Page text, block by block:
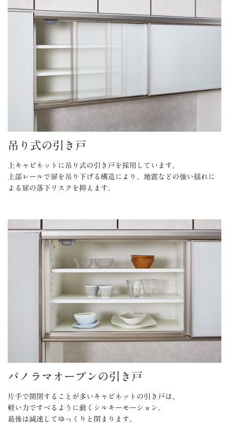
吊り式の引き戸
上キャビネットに吊り式の引き戸を採用しています。
上部レールで扉を吊り下げる構造により、地震などの強い揺れに
よる扉の落下リスクを抑えます。
パノラマオープンの引き戸
片手で開閉することが多いキャビネットの引き戸は、
軽い力ですべるように動くシルキーモーション。
最後は減速してゆっくりと閉まります。